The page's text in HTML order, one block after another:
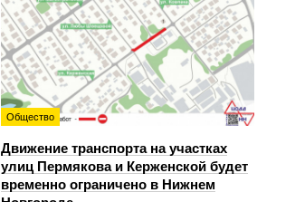
Общество
Движение транспорта на участках
улиц Пермякова и Керженской будет
временно ограничено в Нижнем